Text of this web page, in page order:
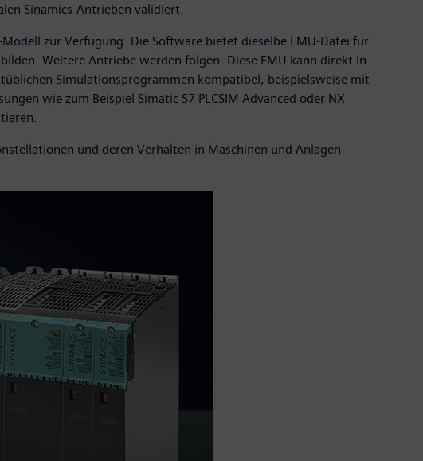
Sinamics-Antrieben validiert.
zur Verfügung. Die Software bietet dieselbe FMU-Datei für
Weitere Antriebe werden folgen. Diese FMU kann direkt in
Simulationsprogrammen kompatibel, beispielsweise mit
wie zum Beispiel Simatic S7 PLCSIM Advanced oder NX
und deren Verhalten in Maschinen und Anlagen